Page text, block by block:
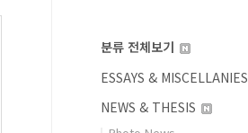
분류 전체보기
ESSAYS & MISCELLANIES
NEWS & THESIS